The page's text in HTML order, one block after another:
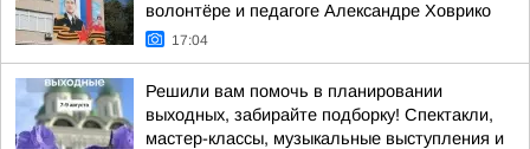
волонтёре и педагоге Александре Ховрико
17:04
Решили вам помочь в планировании
выходных, забирайте подборку! Спектакли,
мастер-классы, музыкальные выступления и